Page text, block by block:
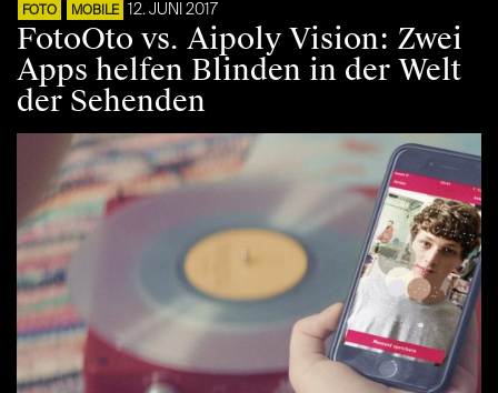
FOTO MOBILE 12. JUNI 2017
FotoOto vs. Aipoly Vision: Zwei
Apps helfen Blinden in der Welt
der Sehenden